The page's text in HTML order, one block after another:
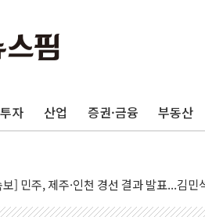
자 산업 증권·금융 부동산
·영덕 '호우특보'-포항 '산사태 주의보'...
합] 김민석, 정청래에 '0.86%p' 차 재역
석, 2주차 제주·인천 경선서 정청래에 승
하는 김민석 당대표 후보
] 민주, 인천 경선 결과 발표...김민석
] 민주, 제주 경선 결과 발표...김민석